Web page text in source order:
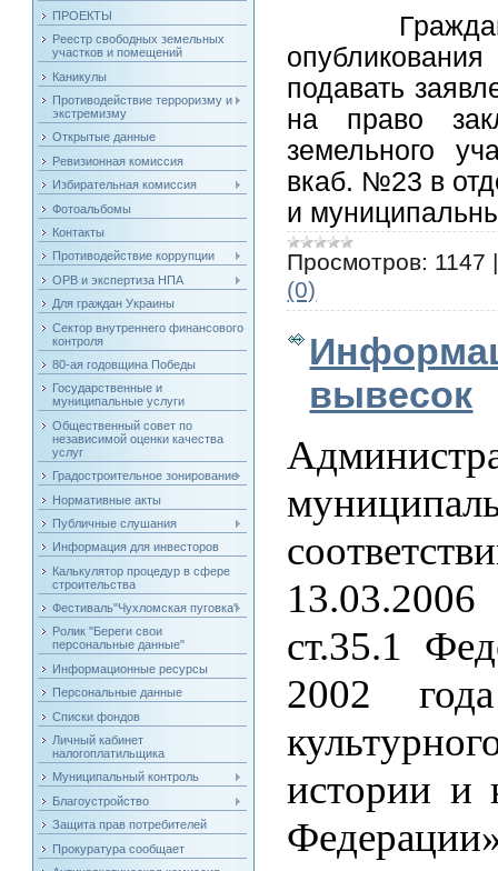
ПРОЕКТЫ
Реестр свободных земельных
участков и помещений
Каникулы
Противодействие терроризму и
экстремизму
Открытые данные
Ревизионная комиссия
Избирательная комиссия
Фотоальбомы
Контакты
Противодействие коррупции
ОРВ и экспертиза НПА
Для граждан Украины
Сектор внутреннего финансового
контроля
80-ая годовщина Победы
Государственные и
муниципальные услуги
Общественный совет по
независимой оценки качества
услуг
Градостроительное зонирование
Нормативные акты
Публичные слушания
Информация для инвесторов
Калькулятор процедур в сфере
строительства
Фестиваль"Чухломская пуговка"
Ролик "Береги свои
персональные данные"
Информационные ресурсы
Персональные данные
Списки фондов
Личный кабинет
налогоплатильщика
Муниципальный контроль
Благоустройство
Защита прав потребителей
Прокуратура сообщает
Граждане
подавать
на право
земельного
вкаб. №23 в
и
Просмотров: 1147
(0)
вывесок
ст.35.1
2002
истории и